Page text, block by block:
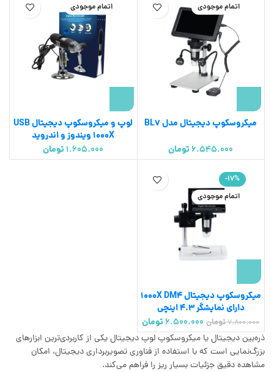
اتمام موجودی
میکروسکوپ دیجیتال مدل BL7
6.545.000تومان
اتمام موجودی
لوپ و میکروسکوپ دیجیتال USB
1000X ویندوز و اندروید
1.605.000تومان
-17%
اتمام موجودی
میکروسکوپ دیجیتال 1000X DM4
دارای نمایشگر 4.3 اینچی
7.800.000تومان 6.500.000تومان
ذره‌بین دیجیتال یا میکروسکوپ لوپ دیجیتال یکی از کاربردی‌ترین ابزارهای
بزرگ‌نمایی است که با استفاده از فناوری تصویربرداری دیجیتال، امکان
مشاهده دقیق جزئیات بسیار ریز را فراهم می‌کند.